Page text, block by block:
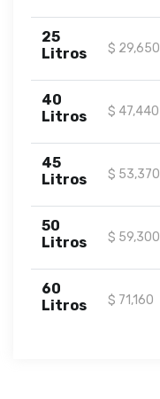
25
Litros
$ 29,650
40
Litros
$ 47,440
45
Litros
$ 53,370
50
Litros
$ 59,300
60
Litros
$ 71,160